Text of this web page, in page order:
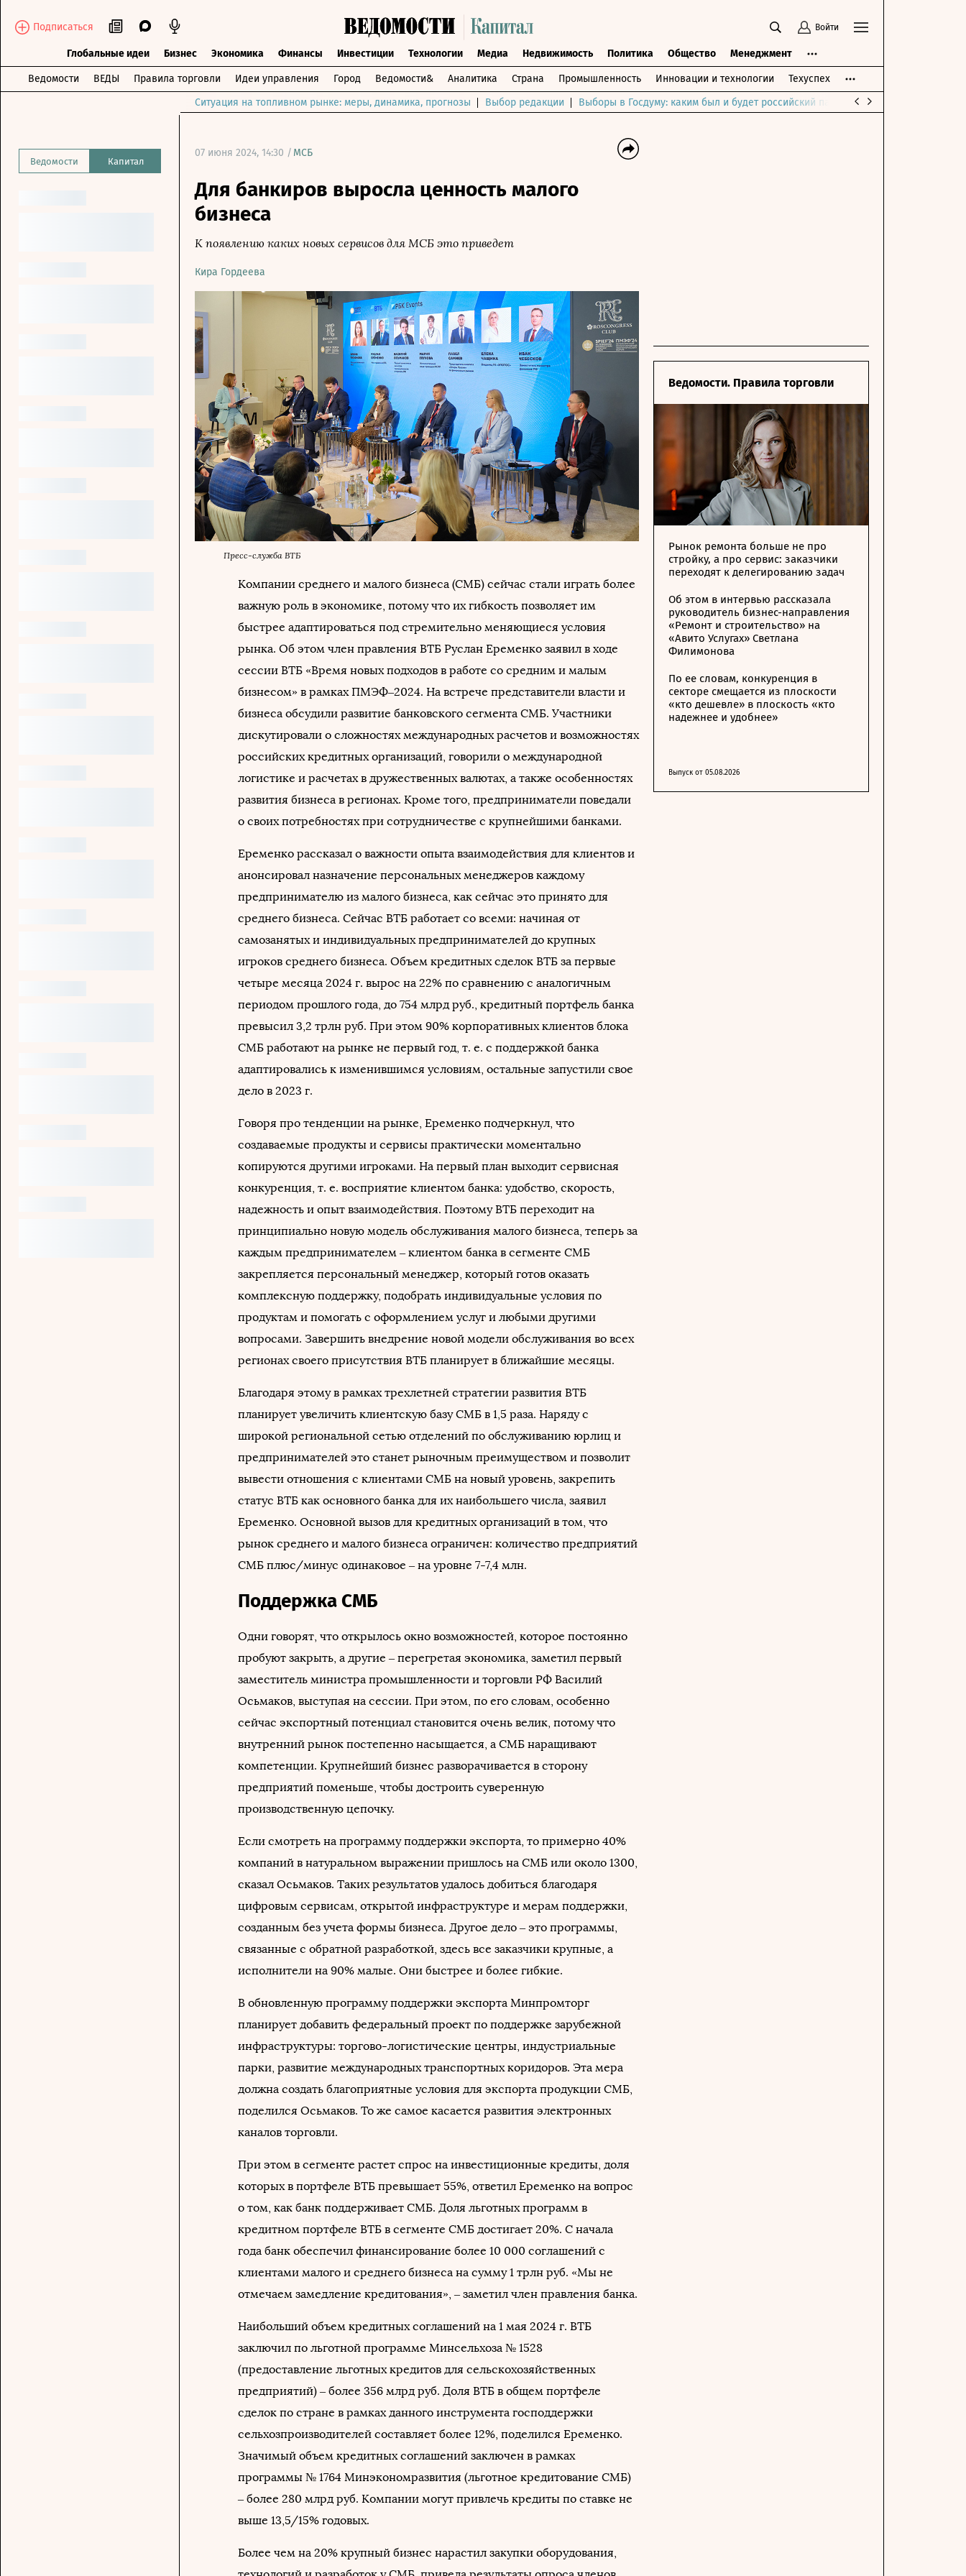
Подписаться Войти
Глобальные идеи Бизнес Экономика Финансы Инвестиции Технологии Медиа Недвижимость Политика Общество Менеджмент
Ведомости ВЕДЫ Правила торговли Идеи управления Город Ведомости& Аналитика Страна Промышленность Инновации и технологии Техуспех
Ведомости Капитал
Ситуация на топливном рынке: меры, динамика, прогнозы Выбор редакции Выборы в Госдуму: каким был и будет российский парламент
07 июня 2024, 14:30 / МСБ
Для банкиров выросла ценность малого
бизнеса
К появлению каких новых сервисов для МСБ это приведет
Кира Гордеева
Пресс-служба ВТБ
Компании среднего и малого бизнеса (СМБ) сейчас стали играть более
важную роль в экономике, потому что их гибкость позволяет им
быстрее адаптироваться под стремительно меняющиеся условия
рынка. Об этом член правления ВТБ Руслан Еременко заявил в ходе
сессии ВТБ «Время новых подходов в работе со средним и малым
бизнесом» в рамках ПМЭФ–2024. На встрече представители власти и
бизнеса обсудили развитие банковского сегмента СМБ. Участники
дискутировали о сложностях международных расчетов и возможностях
российских кредитных организаций, говорили о международной
логистике и расчетах в дружественных валютах, а также особенностях
развития бизнеса в регионах. Кроме того, предприниматели поведали
о своих потребностях при сотрудничестве с крупнейшими банками.
Еременко рассказал о важности опыта взаимодействия для клиентов и
анонсировал назначение персональных менеджеров каждому
предпринимателю из малого бизнеса, как сейчас это принято для
среднего бизнеса. Сейчас ВТБ работает со всеми: начиная от
самозанятых и индивидуальных предпринимателей до крупных
игроков среднего бизнеса. Объем кредитных сделок ВТБ за первые
четыре месяца 2024 г. вырос на 22% по сравнению с аналогичным
периодом прошлого года, до 754 млрд руб., кредитный портфель банка
превысил 3,2 трлн руб. При этом 90% корпоративных клиентов блока
СМБ работают на рынке не первый год, т. е. с поддержкой банка
адаптировались к изменившимся условиям, остальные запустили свое
дело в 2023 г.
Говоря про тенденции на рынке, Еременко подчеркнул, что
создаваемые продукты и сервисы практически моментально
копируются другими игроками. На первый план выходит сервисная
конкуренция, т. е. восприятие клиентом банка: удобство, скорость,
надежность и опыт взаимодействия. Поэтому ВТБ переходит на
принципиально новую модель обслуживания малого бизнеса, теперь за
каждым предпринимателем ‒ клиентом банка в сегменте СМБ
закрепляется персональный менеджер, который готов оказать
комплексную поддержку, подобрать индивидуальные условия по
продуктам и помогать с оформлением услуг и любыми другими
вопросами. Завершить внедрение новой модели обслуживания во всех
регионах своего присутствия ВТБ планирует в ближайшие месяцы.
Благодаря этому в рамках трехлетней стратегии развития ВТБ
планирует увеличить клиентскую базу СМБ в 1,5 раза. Наряду с
широкой региональной сетью отделений по обслуживанию юрлиц и
предпринимателей это станет рыночным преимуществом и позволит
вывести отношения с клиентами СМБ на новый уровень, закрепить
статус ВТБ как основного банка для их наибольшего числа, заявил
Еременко. Основной вызов для кредитных организаций в том, что
рынок среднего и малого бизнеса ограничен: количество предприятий
СМБ плюс/минус одинаковое ‒ на уровне 7-7,4 млн.
Поддержка СМБ
Одни говорят, что открылось окно возможностей, которое постоянно
пробуют закрыть, а другие – перегретая экономика, заметил первый
заместитель министра промышленности и торговли РФ Василий
Осьмаков, выступая на сессии. При этом, по его словам, особенно
сейчас экспортный потенциал становится очень велик, потому что
внутренний рынок постепенно насыщается, а СМБ наращивают
компетенции. Крупнейший бизнес разворачивается в сторону
предприятий поменьше, чтобы достроить суверенную
производственную цепочку.
Если смотреть на программу поддержки экспорта, то примерно 40%
компаний в натуральном выражении пришлось на СМБ или около 1300,
сказал Осьмаков. Таких результатов удалось добиться благодаря
цифровым сервисам, открытой инфраструктуре и мерам поддержки,
созданным без учета формы бизнеса. Другое дело – это программы,
связанные с обратной разработкой, здесь все заказчики крупные, а
исполнители на 90% малые. Они быстрее и более гибкие.
В обновленную программу поддержки экспорта Минпромторг
планирует добавить федеральный проект по поддержке зарубежной
инфраструктуры: торгово-логистические центры, индустриальные
парки, развитие международных транспортных коридоров. Эта мера
должна создать благоприятные условия для экспорта продукции СМБ,
поделился Осьмаков. То же самое касается развития электронных
каналов торговли.
При этом в сегменте растет спрос на инвестиционные кредиты, доля
которых в портфеле ВТБ превышает 55%, ответил Еременко на вопрос
о том, как банк поддерживает СМБ. Доля льготных программ в
кредитном портфеле ВТБ в сегменте СМБ достигает 20%. С начала
года банк обеспечил финансирование более 10 000 соглашений с
клиентами малого и среднего бизнеса на сумму 1 трлн руб. «Мы не
отмечаем замедление кредитования», ‒ заметил член правления банка.
Наибольший объем кредитных соглашений на 1 мая 2024 г. ВТБ
заключил по льготной программе Минсельхоза № 1528
(предоставление льготных кредитов для сельскохозяйственных
предприятий) – более 356 млрд руб. Доля ВТБ в общем портфеле
сделок по стране в рамках данного инструмента господдержки
сельхозпроизводителей составляет более 12%, поделился Еременко.
Значимый объем кредитных соглашений заключен в рамках
программы № 1764 Минэкономразвития (льготное кредитование СМБ)
‒ более 280 млрд руб. Компании могут привлечь кредиты по ставке не
выше 13,5/15% годовых.
Более чем на 20% крупный бизнес нарастил закупки оборудования,
Ведомости. Правила торговли
Рынок ремонта больше не про
стройку, а про сервис: заказчики
переходят к делегированию задач
Об этом в интервью рассказала
руководитель бизнес-направления
«Ремонт и строительство» на
«Авито Услугах» Светлана
Филимонова
По ее словам, конкуренция в
секторе смещается из плоскости
«кто дешевле» в плоскость «кто
надежнее и удобнее»
Выпуск от 05.08.2026